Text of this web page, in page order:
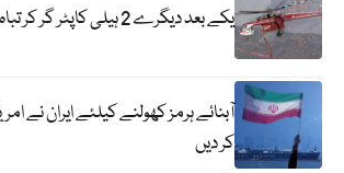
یکے بعد دیگرے 2 ہیلی کاپٹر گر کر تباہ؛ متعدد ہلاکتیں
کر دیں